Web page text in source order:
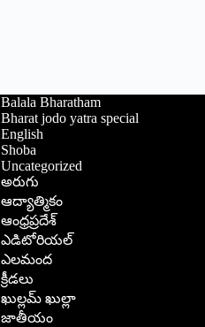
Balala Bharatham
Bharat jodo yatra special
English
Shoba
Uncategorized
అరుగు
ఆద్యాత్మికం
ఆంధ్రప్రదేశ్
ఎడిటోరియల్
ఎలమంద
క్రీడలు
ఖుల్లమ్ ఖుల్లా
జాతీయం